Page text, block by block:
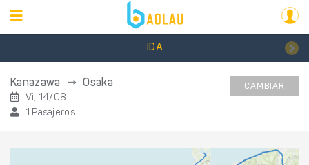
IDA
Kanazawa Osaka
Vi, 14/08
1 Pasajeros
CAMBIAR